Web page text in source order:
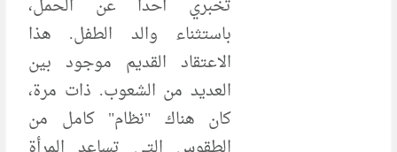
تخبري أحداً عن الحمل،
باستثناء والد الطفل. هذا
الاعتقاد القديم موجود بين
العديد من الشعوب. ذات مرة،
كان هناك "نظام" كامل من